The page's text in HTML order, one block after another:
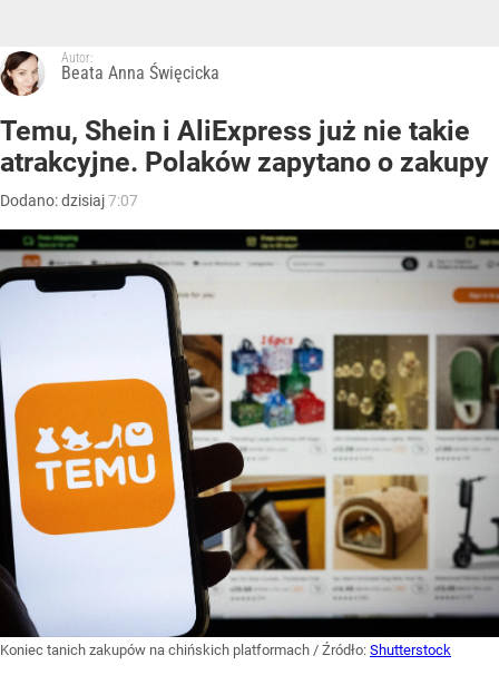
Autor:
Beata Anna Święcicka
Temu, Shein i AliExpress już nie takie
atrakcyjne. Polaków zapytano o zakupy
Dodano:dzisiaj7:07
Koniec tanich zakupów na chińskich platformach / Źródło: Shutterstock